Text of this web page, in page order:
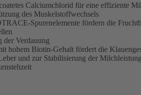
Calciumchlorid für eine effiziente
des Muskelstoffwechsels
Spurenelemente fördern die
Verdauung
hohem Biotin-Gehalt fördert die
und zur Stabilisierung der